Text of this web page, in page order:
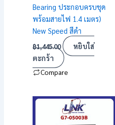
Bearing ประกอบครบชุด
พร้อมสายไฟ 1.4 เมตร)
New Speed สีดำ
฿1,445.00
หยิบใส่
ตะกร้า
Compare